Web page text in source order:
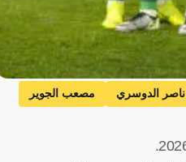
ناصر الدوسري
مصعب الجوير